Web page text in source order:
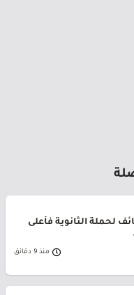
لحملة الثانوية فأعلى
منذ 9 دقائق